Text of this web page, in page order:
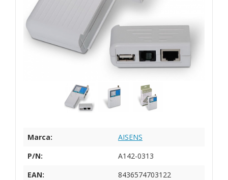
Marca:
AISENS
P/N:
A142-0313
EAN:
8436574703122